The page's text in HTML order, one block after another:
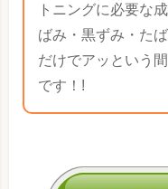
トニングに必要な
ばみ・黒ずみ・た
だけでアッという
です！!